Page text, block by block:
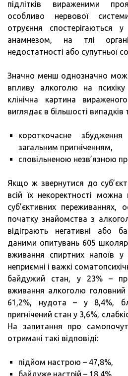
підлітків вираженими
особливо нервової
отруєння спостерігаються
анамнезом, на тлі
недостатності або супутньої
Значно менш однозначно
впливу алкоголю на
клінічна картина
виглядає в більшості випадків
короткочасне
загальним пригніченням,
сповільненою незв’язною
Якщо ж звернутися до
всій їх некоректності
суб’єктивних
початку знайомства з
відіграють негативні або
даними опитувань 605
вживання спиртних напоїв у
неприємні і важкі
байдужий стан, у 23% –
вживання алкоголю головний
61,2%, нудота – у 8,4%,
пригнічений стан у 3,6%,
На запитання про
отримані такі відповіді:
підйом настрою – 47,8%,
байдуже настрій – 18,4%,